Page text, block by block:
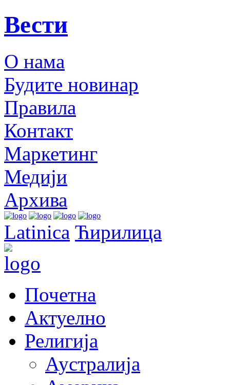
Вести
О нама
Будите новинар
Правила
Контакт
Маркетинг
Медији
Архива
Latinica Ћирилица
Почетна
Актуелно
Религија
Аустралија